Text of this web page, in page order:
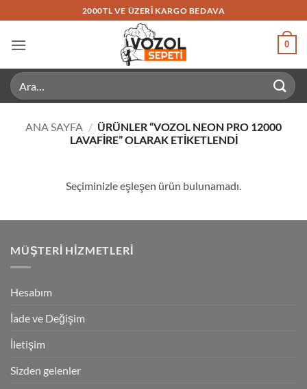
atla
2000TL VE ÜZERI KARGO BEDAVA
0
Ara:
ANA SAYFA / ÜRÜNLER “VOZOL NEON PRO 12000
LAVAFIRE” OLARAK ETIKETLENDI
Seçiminizle eşleşen ürün bulunamadı.
MÜŞTERI HIZMETLERI
Hesabım
İade ve Değişim
İletişim
Sizden gelenler